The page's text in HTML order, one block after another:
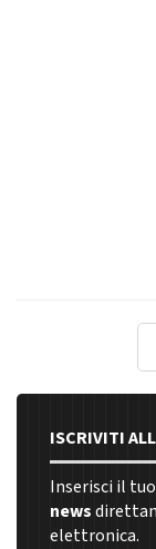
ISCRIVITI
Inserisci il
news
elettronica.